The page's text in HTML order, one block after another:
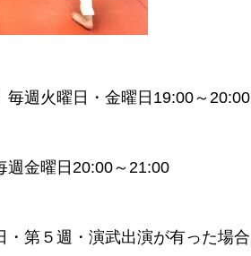
毎週火曜日・金曜日19:00～20:00
週金曜日20:00～21:00
第５週・演武出演が有った場合